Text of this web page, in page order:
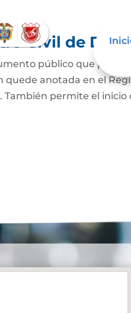
Civil de
público que
quede anotada en el
También permite el inicio